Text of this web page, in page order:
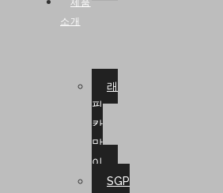
제품
소개
래
핑
칸
막
이
SGP